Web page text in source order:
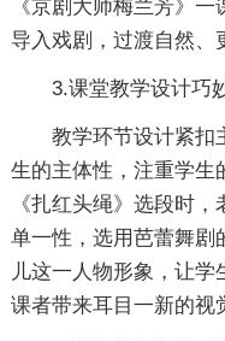
《京剧大师梅兰芳》
导入戏剧，过渡自然、
3.课堂教学设计巧
教学环节设计紧扣
生的主体性，注重学生
《扎红头绳》选段时
单一性，选用芭蕾舞剧
儿这一人物形象，让
课者带来耳目一新的视